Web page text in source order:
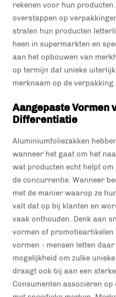
rekenen voor hun
overstappen op
stralen hun producten
heen in supermarkten en
aan het opbouwen van
op termijn dat unieke
merknaam op de verpakking.
Aangepaste Vormen
Differentiatie
Aluminiumfoliezakken
wanneer het gaat om het
wat producten echt helpt
de concurrentie. Wanneer
met de manier waarop ze
valt dat op bij klanten en
vaak onthouden. Denk aan
vormen of promotieartikelen
vormen - mensen letten
mogelijkheid om zulke
draagt ook bij aan een
Consumenten associëren